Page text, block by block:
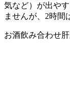
気など）が出や
ませんが、2時間
お酒飲み合わせ